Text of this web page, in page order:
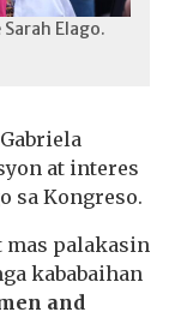
Elago.
at interes
sa Kongreso.
mas palakasin
kababaihan
and